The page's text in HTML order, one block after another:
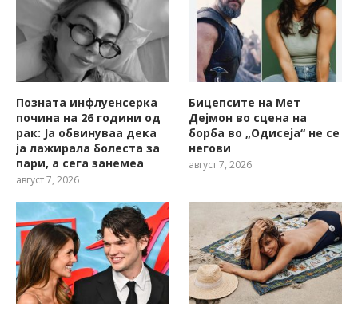
Позната инфлуенсерка
почина на 26 години од
рак: Ја обвинуваа дека
ја лажирала болеста за
пари, а сега занемеа
август 7, 2026
Бицепсите на Мет
Дејмон во сцена на
борба во „Одисеја“ не се
негови
август 7, 2026